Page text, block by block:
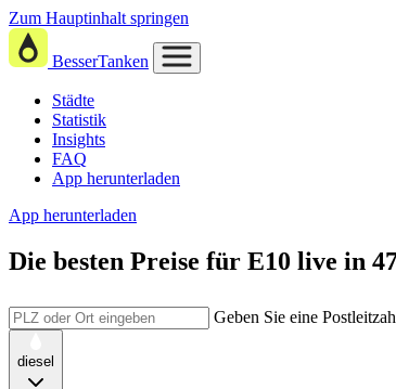
Zum Hauptinhalt springen
BesserTanken
Städte
Statistik
Insights
FAQ
App herunterladen
App herunterladen
Die besten Preise für E10 live in
Geben Sie eine
diesel